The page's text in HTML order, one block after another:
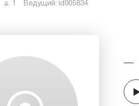
Ведущий: id905834
—